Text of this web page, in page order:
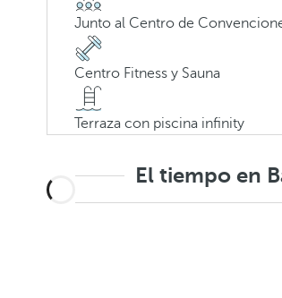
Junto al Centro de
Centro Fitness y Sauna
Terraza con piscina infinity
El tiempo en